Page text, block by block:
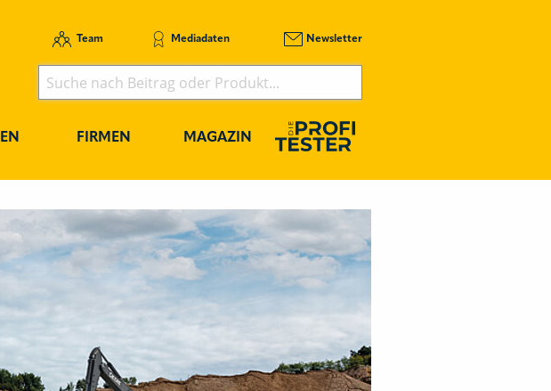
Team Mediadaten Newsletter
FIRMEN MAGAZIN